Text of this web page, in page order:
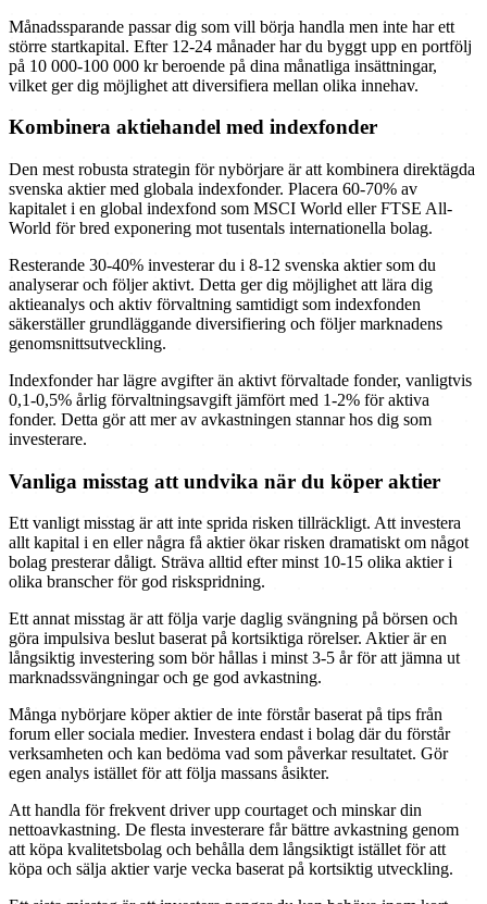
Månadssparande passar dig som vill börja handla men inte har ett
större startkapital. Efter 12-24 månader har du byggt upp en portfölj
på 10 000-100 000 kr beroende på dina månatliga insättningar,
vilket ger dig möjlighet att diversifiera mellan olika innehav.
Kombinera aktiehandel med indexfonder
Den mest robusta strategin för nybörjare är att kombinera direktägda
svenska aktier med globala indexfonder. Placera 60-70% av
kapitalet i en global indexfond som MSCI World eller FTSE All-
World för bred exponering mot tusentals internationella bolag.
Resterande 30-40% investerar du i 8-12 svenska aktier som du
analyserar och följer aktivt. Detta ger dig möjlighet att lära dig
aktieanalys och aktiv förvaltning samtidigt som indexfonden
säkerställer grundläggande diversifiering och följer marknadens
genomsnittsutveckling.
Indexfonder har lägre avgifter än aktivt förvaltade fonder, vanligtvis
0,1-0,5% årlig förvaltningsavgift jämfört med 1-2% för aktiva
fonder. Detta gör att mer av avkastningen stannar hos dig som
investerare.
Vanliga misstag att undvika när du köper aktier
Ett vanligt misstag är att inte sprida risken tillräckligt. Att investera
allt kapital i en eller några få aktier ökar risken dramatiskt om något
bolag presterar dåligt. Sträva alltid efter minst 10-15 olika aktier i
olika branscher för god riskspridning.
Ett annat misstag är att följa varje daglig svängning på börsen och
göra impulsiva beslut baserat på kortsiktiga rörelser. Aktier är en
långsiktig investering som bör hållas i minst 3-5 år för att jämna ut
marknadssvängningar och ge god avkastning.
Många nybörjare köper aktier de inte förstår baserat på tips från
forum eller sociala medier. Investera endast i bolag där du förstår
verksamheten och kan bedöma vad som påverkar resultatet. Gör
egen analys istället för att följa massans åsikter.
Att handla för frekvent driver upp courtaget och minskar din
nettoavkastning. De flesta investerare får bättre avkastning genom
att köpa kvalitetsbolag och behålla dem långsiktigt istället för att
köpa och sälja aktier varje vecka baserat på kortsiktig utveckling.